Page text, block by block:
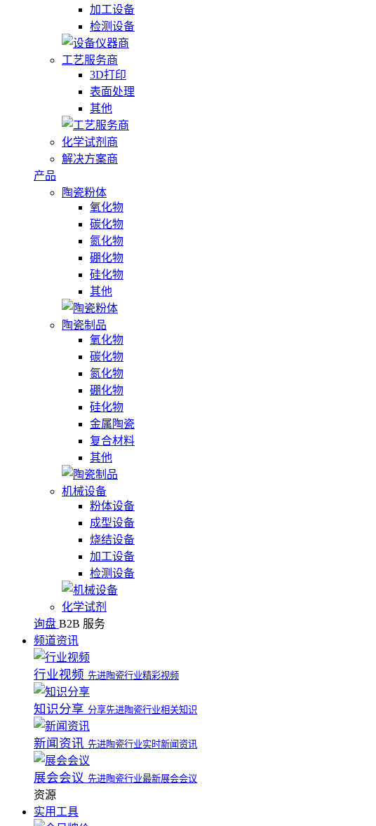
加工设备
检测设备
工艺服务商
3D打印
表面处理
其他
化学试剂商
解决方案商
产品
陶瓷粉体
氧化物
碳化物
氮化物
硼化物
硅化物
其他
陶瓷制品
氧化物
碳化物
氮化物
硼化物
硅化物
金属陶瓷
复合材料
其他
机械设备
粉体设备
成型设备
烧结设备
加工设备
检测设备
化学试剂
询盘 B2B 服务
频道资讯
行业视频 先进陶瓷行业精彩视频
知识分享 分享先进陶瓷行业相关知识
新闻资讯 先进陶瓷行业实时新闻资讯
展会会议 先进陶瓷行业最新展会会议
资源
实用工具